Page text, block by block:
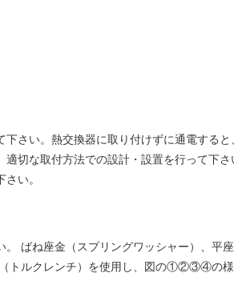
さい。熱交換器に取り付けずに通電する
切な取付方法での設計・設置を行って下
い。
ばね座金（スプリングワッシャー）、平
トルクレンチ）を使用し、図の①②③④の